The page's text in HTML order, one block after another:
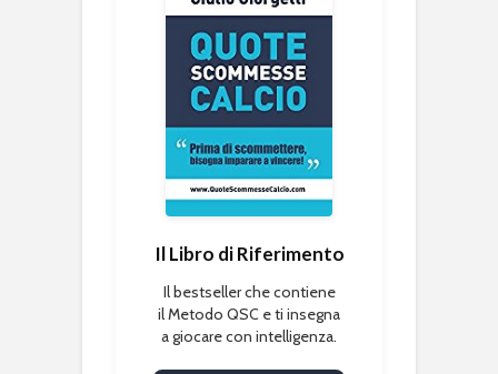
Il Libro di Riferimento
Il bestseller che contiene
il Metodo QSC e ti insegna
a giocare con intelligenza.